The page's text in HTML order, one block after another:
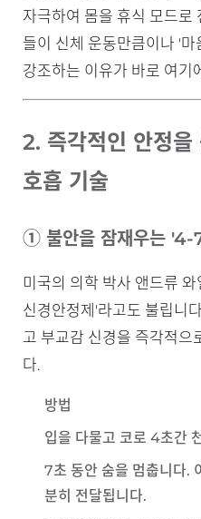
자극하여 몸을 휴식 모드로
들이 신체 운동만큼이나 '
강조하는 이유가 바로 여기
2. 즉각적인 안정
호흡 기술
① 불안을 잠재우는 '4-
미국의 의학 박사 앤드류
신경안정제'라고도 불립니
고 부교감 신경을 즉각적으
다.
방법
입을 다물고 코로 4초간
7초 동안 숨을 멈춥니다.
분히 전달됩니다.